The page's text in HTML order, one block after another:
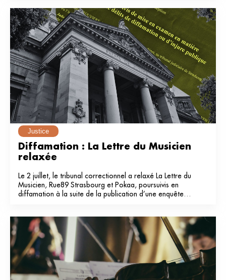
Justice
Diffamation : La Lettre du Musicien
relaxée
Le 2 juillet, le tribunal correctionnel a relaxé La Lettre du
Musicien, Rue89 Strasbourg et Pokaa, poursuivis en
diffamation à la suite de la publication d’une enquête